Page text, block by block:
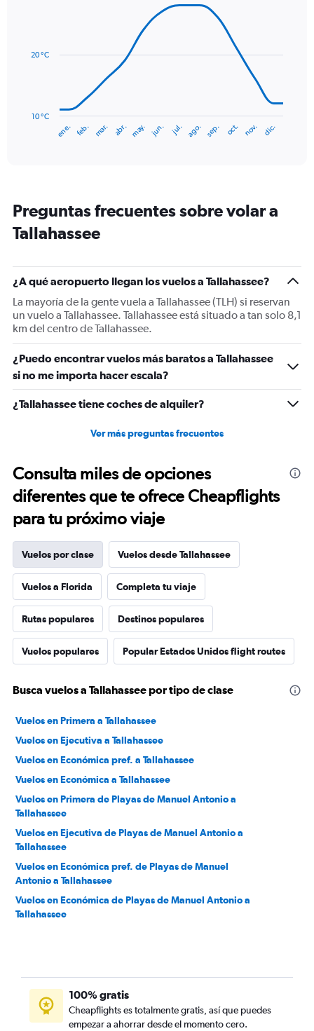
data
has
14
categories.
The
has
1
axis
displaying
values.
Range:
10
to
ene. feb. mar. abr. may. jun. jul. ago. sep. oct. nov. dic.
10 °C
20 °C
Preguntas frecuentes sobre volar a
Tallahassee
¿A qué aeropuerto llegan los vuelos a Tallahassee?
La mayoría de la gente vuela a Tallahassee (TLH) si reservan
un vuelo a Tallahassee. Tallahassee está situado a tan solo 8,1
km del centro de Tallahassee.
¿Puedo encontrar vuelos más baratos a Tallahassee
si no me importa hacer escala?
¿Tallahassee tiene coches de alquiler?
Ver más preguntas frecuentes
Consulta miles de opciones
diferentes que te ofrece Cheapflights
para tu próximo viaje
Vuelos por clase Vuelos desde Tallahassee
Vuelos a Florida Completa tu viaje
Rutas populares Destinos populares
Vuelos populares Popular Estados Unidos flight routes
Busca vuelos a Tallahassee por tipo de clase
Vuelos en Primera a Tallahassee
Vuelos en Ejecutiva a Tallahassee
Vuelos en Económica pref. a Tallahassee
Vuelos en Económica a Tallahassee
Vuelos en Primera de Playas de Manuel Antonio a
Tallahassee
Vuelos en Ejecutiva de Playas de Manuel Antonio a
Tallahassee
Vuelos en Económica pref. de Playas de Manuel
Antonio a Tallahassee
Vuelos en Económica de Playas de Manuel Antonio a
Tallahassee
100% gratis
Cheapflights es totalmente gratis, así que puedes
empezar a ahorrar desde el momento cero.